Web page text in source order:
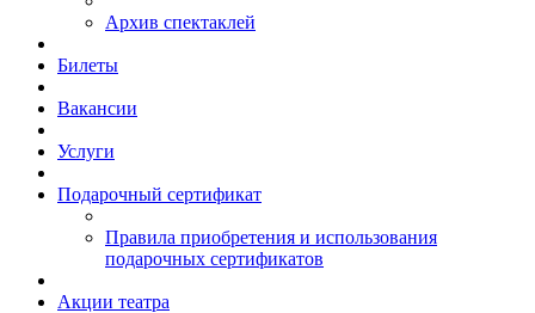
Архив спектаклей
Билеты
Вакансии
Услуги
Подарочный сертификат
Правила приобретения и использования
подарочных сертификатов
Акции театра